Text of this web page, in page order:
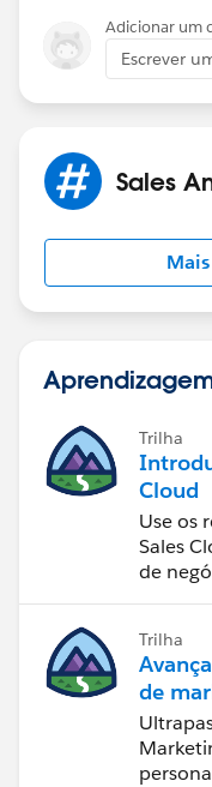
Adicionar um
Escrever
Sales
Trilha
Cloud
Use os
Sales
de
Trilha
de